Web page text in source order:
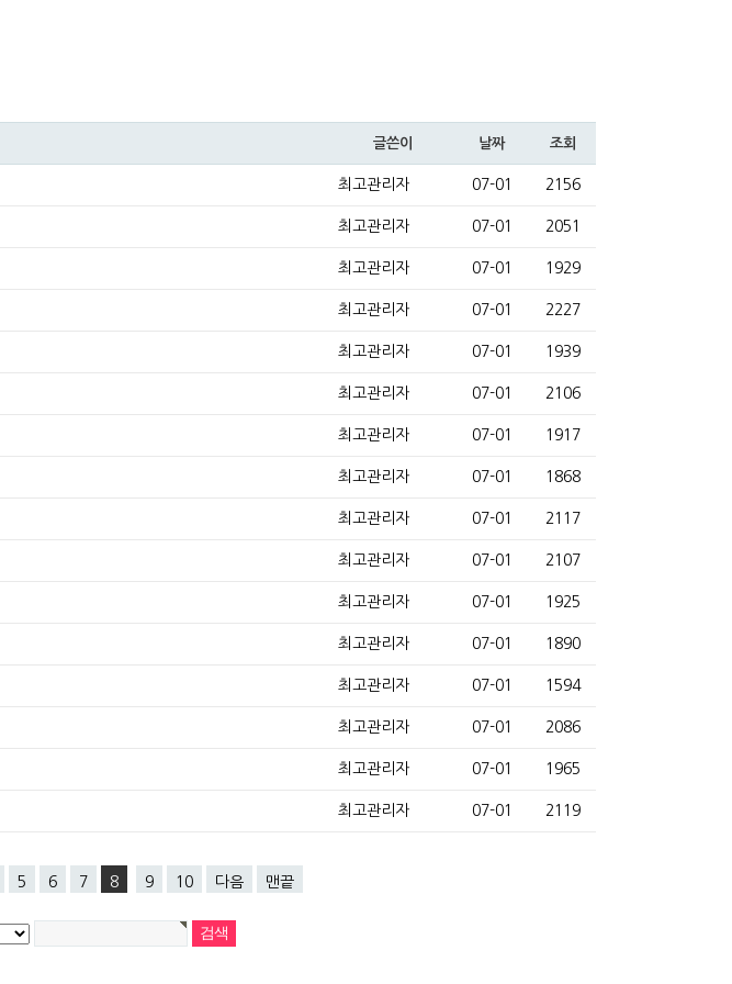
글쓴이 날짜 조회
최고관리자 07-01 2156
최고관리자 07-01 2051
최고관리자 07-01 1929
최고관리자 07-01 2227
최고관리자 07-01 1939
최고관리자 07-01 2106
최고관리자 07-01 1917
최고관리자 07-01 1868
최고관리자 07-01 2117
최고관리자 07-01 2107
최고관리자 07-01 1925
최고관리자 07-01 1890
최고관리자 07-01 1594
최고관리자 07-01 2086
최고관리자 07-01 1965
최고관리자 07-01 2119
5 6 7 8 9 10 다음 맨끝